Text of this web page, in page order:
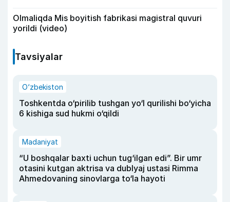
Olmaliqda Mis boyitish fabrikasi magistral quvuri
yorildi (video)
Tavsiyalar
O‘zbekiston
Toshkentda o‘pirilib tushgan yo‘l qurilishi bo‘yicha
6 kishiga sud hukmi o‘qildi
Madaniyat
“U boshqalar baxti uchun tug‘ilgan edi”. Bir umr
otasini kutgan aktrisa va dublyaj ustasi Rimma
Ahmedovaning sinovlarga to‘la hayoti